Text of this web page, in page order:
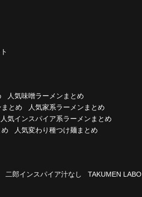
人気味噌ラーメンまとめ
とめ
人気家系ラーメンまとめ
人気インスパイア系ラーメンまとめ
人気変わり種つけ麺まとめ
二郎インスパイア汁なし
TAKUMEN LABO